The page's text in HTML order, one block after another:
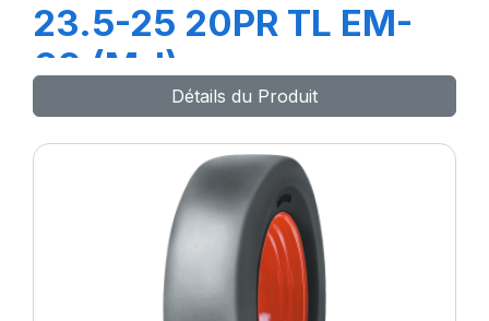
23.5-25 20PR TL EM-
60 (M-I)
Détails du Produit